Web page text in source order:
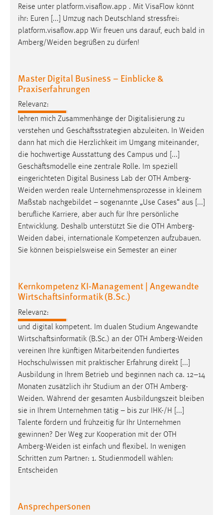
Reise unter platform.visaflow.app . Mit VisaFlow könnt
ihr: Euren [...] Umzug nach Deutschland stressfrei:
platform.visaflow.app Wir freuen uns darauf, euch bald in
Amberg/Weiden begrüßen zu dürfen!
Master Digital Business – Einblicke &
Praxiserfahrungen
Relevanz:
lehren mich Zusammenhänge der Digitalisierung zu
verstehen und Geschäftsstrategien abzuleiten. In Weiden
dann hat mich die Herzlichkeit im Umgang miteinander,
die hochwertige Ausstattung des Campus und [...]
Geschäftsmodelle eine zentrale Rolle. Im speziell
eingerichteten Digital Business Lab der OTH Amberg-
Weiden werden reale Unternehmensprozesse in kleinem
Maßstab nachgebildet – sogenannte „Use Cases“ aus [...]
berufliche Karriere, aber auch für Ihre persönliche
Entwicklung. Deshalb unterstützt Sie die OTH Amberg-
Weiden dabei, internationale Kompetenzen aufzubauen.
Sie können beispielsweise ein Semester an einer
Kernkompetenz KI-Management | Angewandte
Wirtschaftsinformatik (B.Sc.)
Relevanz:
und digital kompetent. Im dualen Studium Angewandte
Wirtschaftsinformatik (B.Sc.) an der OTH Amberg-Weiden
vereinen Ihre künftigen Mitarbeitenden fundiertes
Hochschulwissen mit praktischer Erfahrung direkt [...]
Ausbildung in Ihrem Betrieb und beginnen nach ca. 12–14
Monaten zusätzlich ihr Studium an der OTH Amberg-
Weiden. Während der gesamten Ausbildungszeit bleiben
sie in Ihrem Unternehmen tätig – bis zur IHK-/H [...]
Talente fördern und frühzeitig für Ihr Unternehmen
gewinnen? Der Weg zur Kooperation mit der OTH
Amberg-Weiden ist einfach und flexibel. In wenigen
Schritten zum Partner: 1. Studienmodell wählen:
Entscheiden
Ansprechpersonen